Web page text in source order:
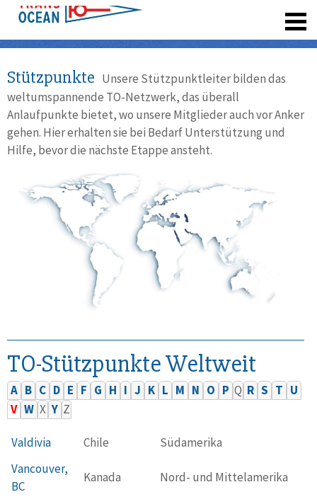
Stützpunkte Unsere Stützpunktleiter bilden das
weltumspannende TO-Netzwerk, das überall
Anlaufpunkte bietet, wo unsere Mitglieder auch vor Anker
gehen. Hier erhalten sie bei Bedarf Unterstützung und
Hilfe, bevor die nächste Etappe ansteht.
TO-Stützpunkte Weltweit
A B C D E F G H I J K L M N O P Q R S T U
V W X Y Z
Valdivia Chile
Südamerika
Vancouver,
BC
Kanada Nord- und Mittelamerika